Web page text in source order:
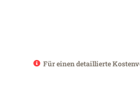
Für einen detaillierte